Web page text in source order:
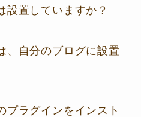
設置していますか？
、自分のブログに設置
プラグインをインスト